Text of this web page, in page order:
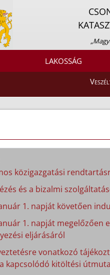
LAKOSSÁG
közigazgatási
és a bizalmi
1. napját követően
1. napját
eljárásáról
vonatkozó
kapcsolódó kitöltési